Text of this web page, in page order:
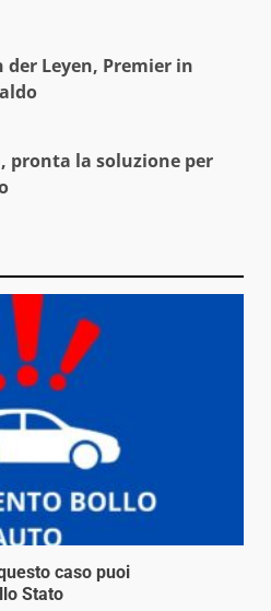
Leyen, Premier in
pronta la soluzione per
caso puoi
Stato